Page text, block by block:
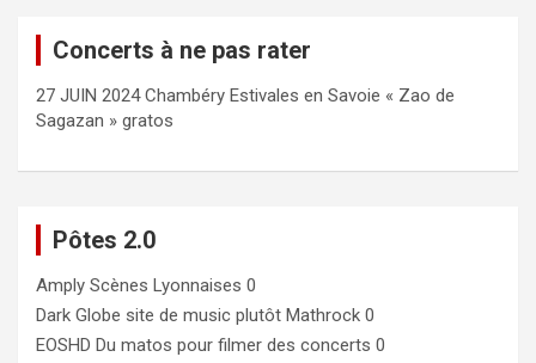
Concerts à ne pas rater
27 JUIN 2024 Chambéry Estivales en Savoie « Zao de
Sagazan » gratos
Pôtes 2.0
Amply Scènes Lyonnaises 0
Dark Globe site de music plutôt Mathrock 0
EOSHD Du matos pour filmer des concerts 0